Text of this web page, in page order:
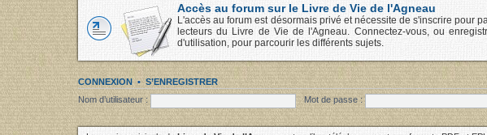
Accès au forum sur le Livre de Vie de l'Agneau
L'accès au forum est désormais privé et nécessite de s'inscrire pour
lecteurs du Livre de Vie de l'Agneau. Connectez-vous, ou
d'utilisation, pour parcourir les différents sujets.
CONNEXION•S’ENREGISTRER
Nom d’utilisateur :
Mot de passe :